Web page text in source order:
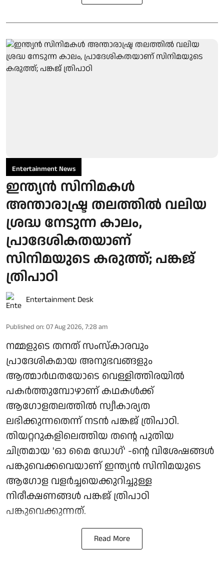
Entertainment News
ഇന്ത്യൻ സിനിമകൾ
അന്താരാഷ്ട്ര തലത്തിൽ വലിയ
ശ്രദ്ധ നേടുന്ന കാലം,
പ്രാദേശികതയാണ്
സിനിമയുടെ കരുത്ത്; പങ്കജ്
ത്രിപാഠി
Entertainment Desk
Published on: 07 Aug 2026, 7:28 am
നമ്മളുടെ തനത് സംസ്കാരവും
പ്രാദേശികമായ അനുഭവങ്ങളും
ആത്മാർഥതയോടെ വെള്ളിത്തിരയിൽ
പകർത്തുമ്പോഴാണ് കഥകൾക്ക്
ആഗോളതലത്തിൽ സ്വീകാര്യത
ലഭിക്കുന്നതെന്ന് നടൻ പങ്കജ് ത്രിപാഠി.
തിയറ്ററുകളിലെത്തിയ തന്റെ പുതിയ
ചിത്രമായ 'ഓ മൈ ഡോഗ്' -ന്റെ വിശേഷങ്ങൾ
പങ്കുവെക്കവെയാണ് ഇന്ത്യൻ സിനിമയുടെ
ആഗോള വളർച്ചയെക്കുറിച്ചുള്ള
നിരീക്ഷണങ്ങൾ പങ്കജ് ത്രിപാഠി
പങ്കുവെക്കുന്നത്.
Read More